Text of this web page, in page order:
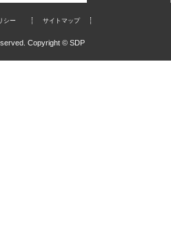
シー サイトマップ
Copyright © SDP